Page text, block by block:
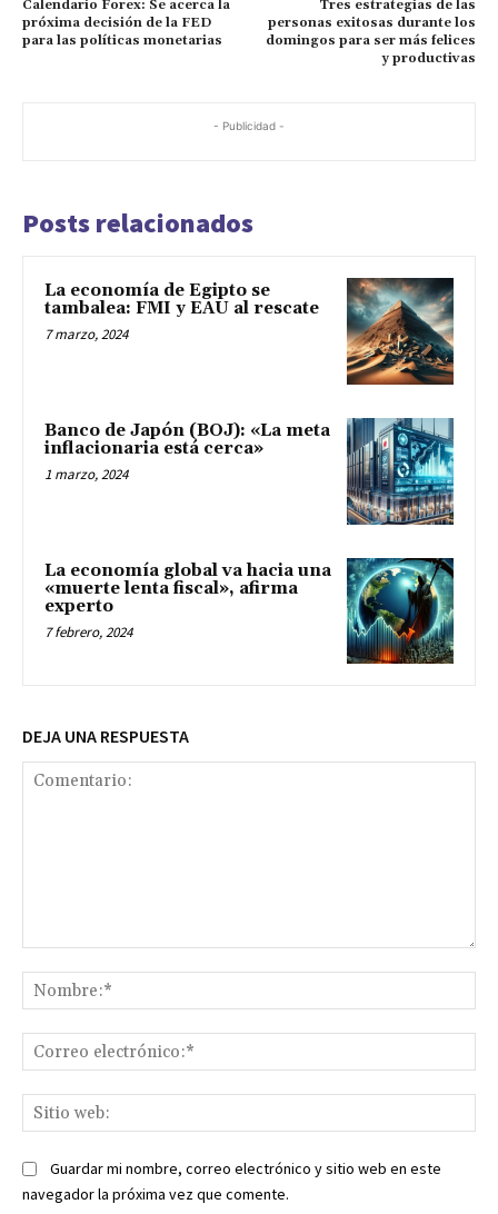
Calendario Forex: Se acerca la
próxima decisión de la FED
para las políticas monetarias
Tres estrategias de las
personas exitosas durante los
domingos para ser más felices
y productivas
- Publicidad -
Posts relacionados
La economía de Egipto se
tambalea: FMI y EAU al rescate
7 marzo, 2024
Banco de Japón (BOJ): «La meta
inflacionaria está cerca»
1 marzo, 2024
La economía global va hacia una
«muerte lenta fiscal», afirma
experto
7 febrero, 2024
DEJA UNA RESPUESTA
Guardar mi nombre, correo electrónico y sitio web en este
navegador la próxima vez que comente.